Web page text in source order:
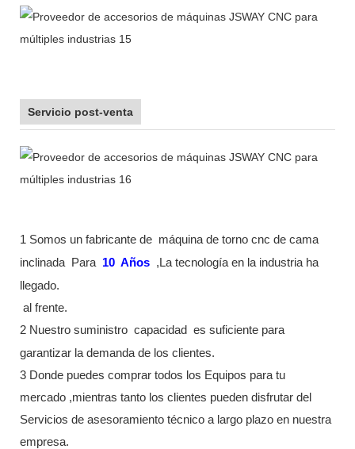
Servicio post-venta
1 Somos un fabricante de máquina de torno cnc de cama
inclinada
Para 10 Años ,La tecnología en la industria ha
llegado.
al frente.
2 Nuestro suministro capacidad
es suficiente para
garantizar la demanda de los clientes.
3 Donde puedes comprar todos los Equipos para tu
mercado ,mientras tanto los clientes pueden disfrutar del
Servicios de asesoramiento técnico a largo plazo en nuestra
empresa.